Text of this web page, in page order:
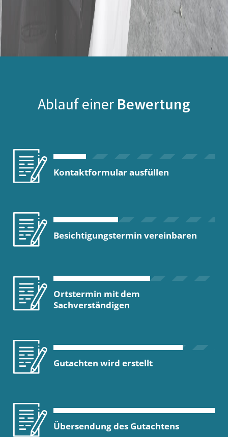
Ablauf einer Bewertung
Kontaktformular ausfüllen
Besichtigungstermin vereinbaren
Ortstermin mit dem
Sachverständigen
Gutachten wird erstellt
Übersendung des Gutachtens